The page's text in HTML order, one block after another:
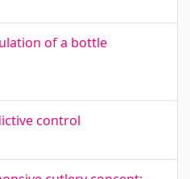
of a bottle
control